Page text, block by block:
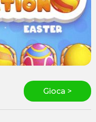
Gioca >